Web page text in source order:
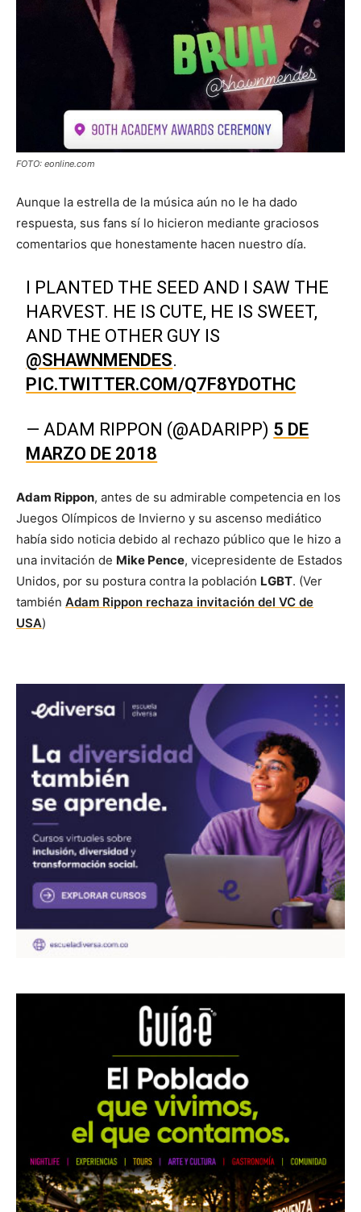
FOTO: eonline.com
Aunque la estrella de la música aún no le ha dado
respuesta, sus fans sí lo hicieron mediante graciosos
comentarios que honestamente hacen nuestro día.
I PLANTED THE SEED AND I SAW THE
HARVEST. HE IS CUTE, HE IS SWEET,
AND THE OTHER GUY IS
@SHAWNMENDES.
PIC.TWITTER.COM/Q7F8YDOTHC
— ADAM RIPPON (@ADARIPP) 5 DE
MARZO DE 2018
Adam Rippon, antes de su admirable competencia en los
Juegos Olímpicos de Invierno y su ascenso mediático
había sido noticia debido al rechazo público que le hizo a
una invitación de Mike Pence, vicepresidente de Estados
Unidos, por su postura contra la población LGBT. (Ver
también Adam Rippon rechaza invitación del VC de
USA)